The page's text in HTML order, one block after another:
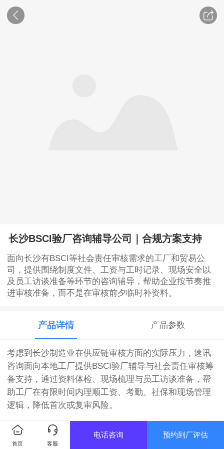
长沙BSCI验厂咨询辅导公司｜合规方案支持
面向长沙有BSCI等社会责任审核需求的工厂和贸易公
司，提供围绕制度文件、工资与工时记录、现场安全以
及员工访谈准备等环节的咨询辅导，帮助企业按节奏推
进审核准备，而不是在审核前夕临时补资料。
产品详情 产品参数
考虑到长沙制造业在供应链审核方面的实际压力，速讯
咨询面向本地工厂提供BSCI验厂辅导与社会责任审核筹
备支持，通过资料体检、现场梳理与员工访谈准备，帮
助工厂在有限时间内理顺工资、考勤、社保和现场管理
逻辑，降低首次或复审风险。
【服务简介】
首页 客服
电话咨询 预约到厂评估